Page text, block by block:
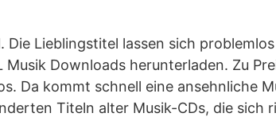
Die Lieblingstitel lassen sich
Musik Downloads herunterladen. Zu
Da kommt schnell eine ansehnliche
Titeln alter Musik-CDs, die sich